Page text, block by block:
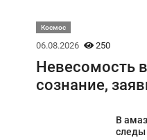
Космос
06.08.2026 250
Невесомость
сознание,
В
следы